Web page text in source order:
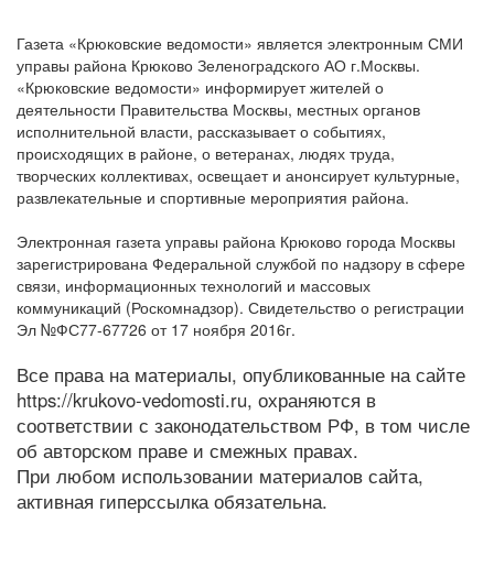
Газета «Крюковские ведомости» является электронным СМИ
управы района Крюково Зеленоградского АО г.Москвы.
«Крюковские ведомости» информирует жителей о
деятельности Правительства Москвы, местных органов
исполнительной власти, рассказывает о событиях,
происходящих в районе, о ветеранах, людях труда,
творческих коллективах, освещает и анонсирует культурные,
развлекательные и спортивные мероприятия района.
Электронная газета управы района Крюково города Москвы
зарегистрирована Федеральной службой по надзору в сфере
связи, информационных технологий и массовых
коммуникаций (Роскомнадзор). Свидетельство о регистрации
Эл №ФС77-67726 от 17 ноября 2016г.
Все права на материалы, опубликованные на сайте
https://krukovo-vedomosti.ru, охраняются в
соответствии с законодательством РФ, в том числе
об авторском праве и смежных правах.
При любом использовании материалов сайта,
активная гиперссылка обязательна.